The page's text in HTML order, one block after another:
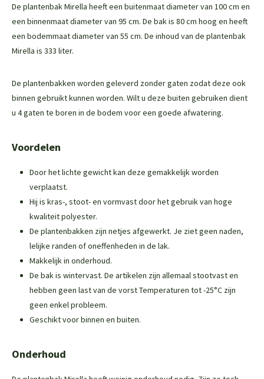
De plantenbak Mirella heeft een buitenmaat diameter van 100 cm en
een binnenmaat diameter van 95 cm. De bak is 80 cm hoog en heeft
een bodemmaat diameter van 55 cm. De inhoud van de plantenbak
Mirella is 333 liter.
De plantenbakken worden geleverd zonder gaten zodat deze ook
binnen gebruikt kunnen worden. Wilt u deze buiten gebruiken dient
u 4 gaten te boren in de bodem voor een goede afwatering.
Voordelen
Door het lichte gewicht kan deze gemakkelijk worden
verplaatst.
Hij is kras-, stoot- en vormvast door het gebruik van hoge
kwaliteit polyester.
De plantenbakken zijn netjes afgewerkt. Je ziet geen naden,
lelijke randen of oneffenheden in de lak.
Makkelijk in onderhoud.
De bak is wintervast. De artikelen zijn allemaal stootvast en
hebben geen last van de vorst Temperaturen tot -25°C zijn
geen enkel probleem.
Geschikt voor binnen en buiten.
Onderhoud